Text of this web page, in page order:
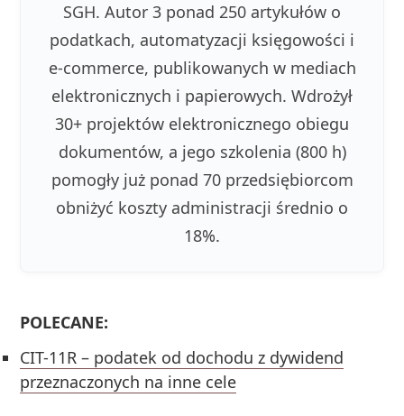
SGH. Autor 3 ponad 250 artykułów o
podatkach, automatyzacji księgowości i
e-commerce, publikowanych w mediach
elektronicznych i papierowych. Wdrożył
30+ projektów elektronicznego obiegu
dokumentów, a jego szkolenia (800 h)
pomogły już ponad 70 przedsiębiorcom
obniżyć koszty administracji średnio o
18%.
POLECANE:
CIT-11R – podatek od dochodu z dywidend
przeznaczonych na inne cele